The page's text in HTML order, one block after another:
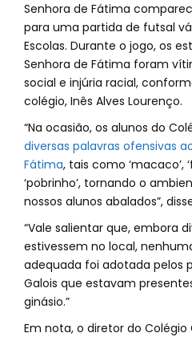
Senhora de Fátima
para uma partida de futsal
Escolas. Durante o jogo, os
Senhora de Fátima foram
social e injúria racial,
colégio, Inês Alves Lourenço.
“Na ocasião, os alunos do
diversas palavras ofensivas
Fátima, tais como ‘macaco’,
‘pobrinho’, tornando o
nossos alunos abalados”,
“Vale salientar que, embora
estivessem no local,
adequada foi adotada pelos
Galois que estavam
ginásio.”
Em nota, o diretor do Colégio